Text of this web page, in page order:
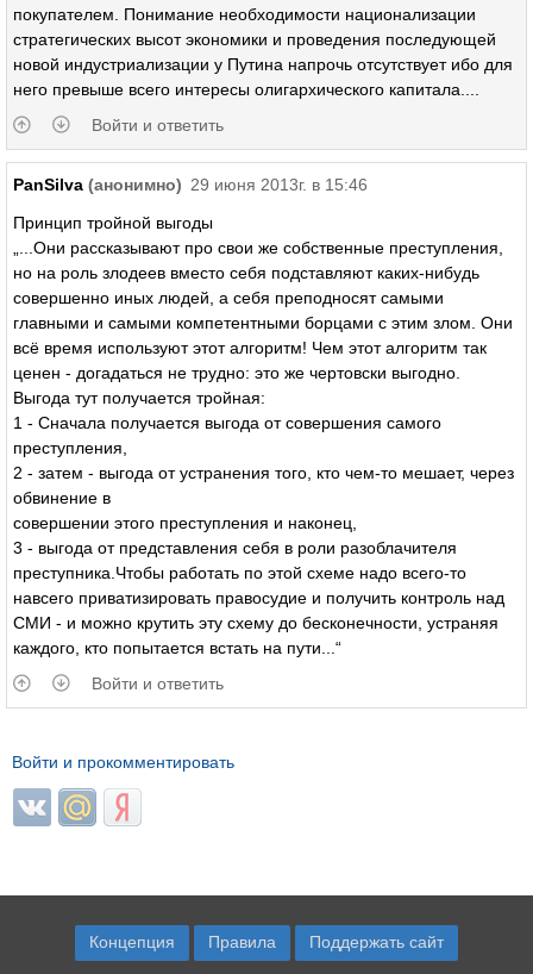
покупателем. Понимание необходимости национализации
стратегических высот экономики и проведения последующей
новой индустриализации у Путина напрочь отсутствует ибо для
него превыше всего интересы олигархического капитала....
Войти и ответить
PanSilva (анонимно) 29 июня 2013г. в 15:46
Принцип тройной выгоды
„...Oни рассказывают про свои же собственные преступления,
но на роль злодеев вместо себя подставляют каких-нибудь
совершенно иных людей, а себя преподносят самыми
главными и самыми компетентными борцами с этим злом. Они
всё время используют этот алгоритм! Чем этот алгоритм так
ценен - догадаться не трудно: это же чертовски выгодно.
Выгода тут получается тройная:
1 - Сначала получается выгода от совершения самого
преступления,
2 - затем - выгода от устранения того, кто чем-то мешает, через
обвинение в
совершении этого преступления и наконец,
3 - выгода от представления себя в роли разоблачителя
преступника.Чтобы работать по этой схеме надо всего-то
навсего приватизировать правосудие и получить контроль над
СМИ - и можно крутить эту схему до бесконечности, устраняя
каждого, кто попытается встать на пути...“
Войти и ответить
Войти и прокомментировать
Login with ВКонтакте
Login with Mail.ru
Login with Яндекс
Концепция Правила Поддержать сайт